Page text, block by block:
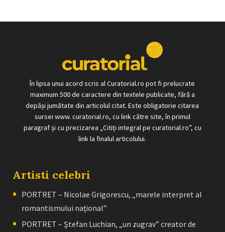
În lipsa unui acord scris al Curatorial.ro pot fi prelucrate
maximum 500 de caractere din textele publicate, fără a
depăși jumătate din articolul citat. Este obligatorie citarea
sursei www. curatorial.ro, cu link către site, în primul
paragraf și cu precizarea „Citiți integral pe curatorial.ro”, cu
link la finalul articolului.
Artisti celebri
PORTRET – Nicolae Grigorescu, „marele interpret al
romantismului naţional”
PORTRET – Ştefan Luchian, „un zugrav” creator de